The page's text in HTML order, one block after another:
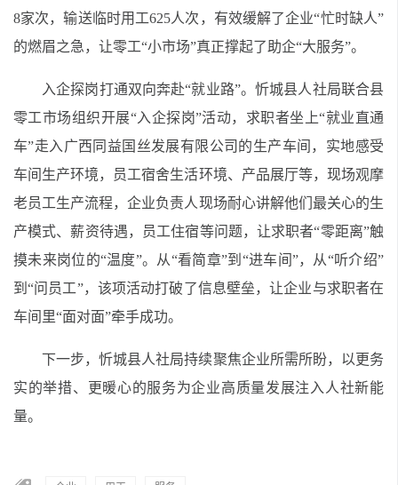
8家次，输送临时用工625人次，有效缓解了企业“忙时缺人”
的燃眉之急，让零工“小市场”真正撑起了助企“大服务”。
入企探岗打通双向奔赴“就业路”。忻城县人社局联合县
零工市场组织开展“入企探岗”活动，求职者坐上“就业直通
车”走入广西同益国丝发展有限公司的生产车间，实地感受
车间生产环境，员工宿舍生活环境、产品展厅等，现场观摩
老员工生产流程，企业负责人现场耐心讲解他们最关心的生
产模式、薪资待遇，员工住宿等问题，让求职者“零距离”触
摸未来岗位的“温度”。从“看简章”到“进车间”，从“听介绍”
到“问员工”，该项活动打破了信息壁垒，让企业与求职者在
车间里“面对面”牵手成功。
下一步，忻城县人社局持续聚焦企业所需所盼，以更务
实的举措、更暖心的服务为企业高质量发展注入人社新能
量。